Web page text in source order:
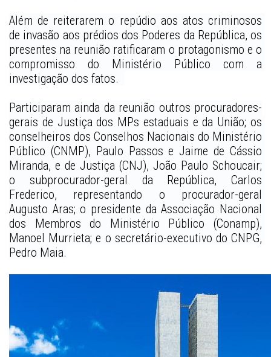
Além de reiterarem o repúdio aos atos criminosos
de invasão aos prédios dos Poderes da República, os
presentes na reunião ratificaram o protagonismo e o
compromisso do Ministério Público com a
investigação dos fatos.
Participaram ainda da reunião outros procuradores-
gerais de Justiça dos MPs estaduais e da União; os
conselheiros dos Conselhos Nacionais do Ministério
Público (CNMP), Paulo Passos e Jaime de Cássio
Miranda, e de Justiça (CNJ), João Paulo Schoucair;
o subprocurador-geral da República, Carlos
Frederico, representando o procurador-geral
Augusto Aras; o presidente da Associação Nacional
dos Membros do Ministério Público (Conamp),
Manoel Murrieta; e o secretário-executivo do CNPG,
Pedro Maia.